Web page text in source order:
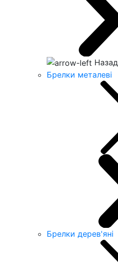
Назад
Брелки металеві
Брелки дерев'яні